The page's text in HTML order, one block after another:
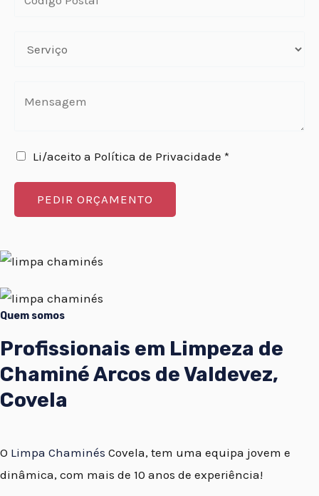
Li/aceito a Política de Privacidade *
PEDIR ORÇAMENTO
Quem somos
Profissionais em Limpeza de
Chaminé Arcos de Valdevez,
Covela
O Limpa Chaminés Covela, tem uma equipa jovem e
dinâmica, com mais de 10 anos de experiência!